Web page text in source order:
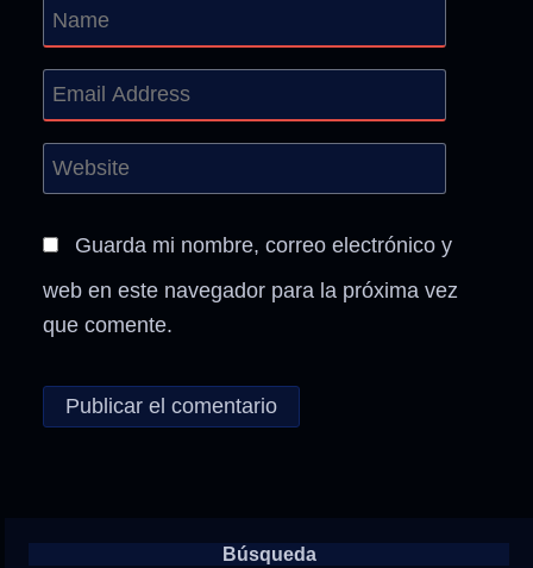
Guarda mi nombre, correo electrónico y
web en este navegador para la próxima vez
que comente.
Búsqueda